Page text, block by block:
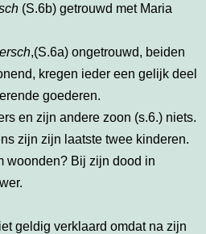
(S.6b) getrouwd met Maria
,(S.6a) ongetrouwd, beiden
kregen ieder een gelijk deel
goederen.
en zijn andere zoon (s.6.) niets.
zijn zijn laatste twee kinderen.
woonden? Bij zijn dood in
geldig verklaard omdat na zijn